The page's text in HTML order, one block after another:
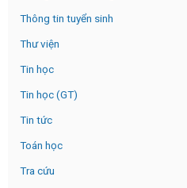
Thông tin tuyển sinh
Thư viện
Tin học
Tin học (GT)
Tin tức
Toán học
Tra cứu